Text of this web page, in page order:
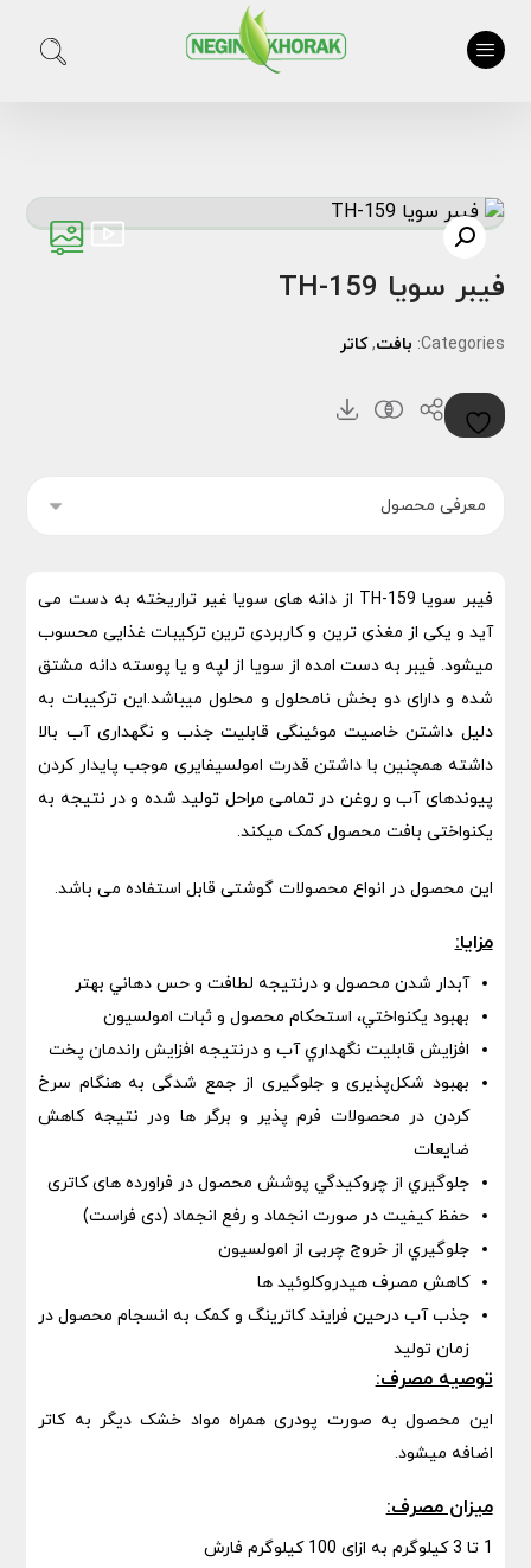
فیبر سویا TH-159
Categories: بافت,کاتر
فیبر سویا TH-159 از دانه های سویا غیر تراریخته به دست می
آید و یکی از مغذی ترین و کاربردی ترین ترکیبات غذایی محسوب
میشود. فیبر به دست امده از سویا از لپه و یا پوسته دانه مشتق
شده و دارای دو بخش نامحلول و محلول میباشد.این ترکیبات به
دلیل داشتن خاصیت موئینگی قابلیت جذب و نگهداری آب بالا
داشته همچنین با داشتن قدرت امولسیفایری موجب پایدار کردن
پیوندهای آب و روغن در تمامی مراحل تولید شده و در نتیجه به
یکنواختی بافت محصول کمک میکند.
این محصول در انواع محصولات گوشتی قابل استفاده می باشد.
مزایا:
آبدار شدن محصول و درنتیجه لطافت و حس دهاني بهتر
بهبود يكنواختي، استحكام محصول و ثبات امولسيون
افزايش قابليت نگهداري آب و درنتیجه افزایش راندمان پخت
بهبود شکل‌پذیری و جلوگیری از جمع شدگی به هنگام سرخ
کردن در محصولات فرم پذیر و برگر ها ودر نتیجه کاهش
ضایعات
جلوگيري از چروكيدگي پوشش محصول در فراورده های کاتری
حفظ كيفيت در صورت انجماد و رفع انجماد (دی فراست)
جلوگيري از خروج چربی از امولسیون
کاهش مصرف هیدروکلوئید ها
جذب آب درحین فرایند کاترینگ و کمک به انسجام محصول در
زمان تولید
توصیه مصرف:
این محصول به صورت پودری همراه مواد خشک دیگر به کاتر
اضافه میشود.
میزان مصرف:
1 تا 3 کیلوگرم به ازای 100 کیلوگرم فارش